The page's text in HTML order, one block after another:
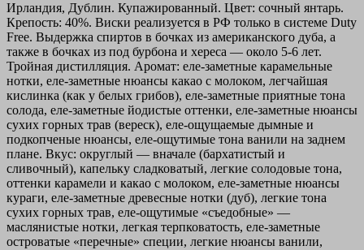
Ирландия, Дублин. Купажированный. Цвет: сочный янтарь.
Крепость: 40%. Виски реализуется в РФ только в системе Duty
Free. Выдержка спиртов в бочках из американского дуба, а
также в бочках из под бурбона и хереса — около 5-6 лет.
Тройная дистилляция. Аромат: еле-заметные карамельные
нотки, еле-заметные нюансы какао с молоком, легчайшая
кислинка (как у белых грибов), еле-заметные приятные тона
солода, еле-заметные йодистые оттенки, еле-заметные нюансы
сухих горных трав (вереск), еле-ощущаемые дымные и
подкопченые нюансы, еле-ощутимые тона ванили на заднем
плане. Вкус: округлый — вначале (бархатистый и
сливочный), капельку сладковатый, легкие солодовые тона,
оттенки карамели и какао с молоком, еле-заметные нюансы
кураги, еле-заметные древесные нотки (дуб), легкие тона
сухих горных трав, еле-ощутимые «съедобные» —
маслянистые нотки, легкая терпковатость, еле-заметные
островатые «перечные» специи, легкие нюансы ванили,